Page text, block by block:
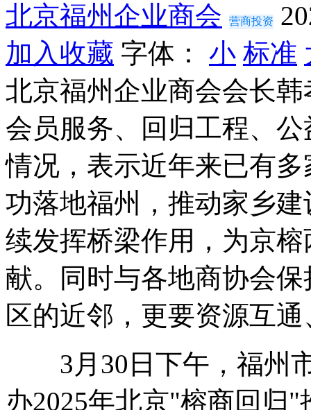
北京福州企业商会 营商投资
加入收藏 字体： 小 标准
北京福州企业商会会长
会员服务、回归工程、
情况，表示近年来已有
功落地福州，推动家乡
续发挥桥梁作用，为京
献。同时与各地商协会
区的近邻，更要资源互
3月30日下午，福州市
办2025年北京"榕商回归